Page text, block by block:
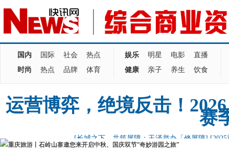
国内 国际 社会
热点
时尚
热点 品牌 体育
娱乐 明星 电影
直播
健康
亲子 养生 饮食
运营博弈，绝境反击！
赛
[长城之下，共筑屏障：玉泽举办「修屏障]